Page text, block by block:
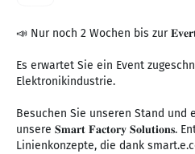
📣 Nur noch 2 Wochen bis zur
Es erwartet Sie ein Event
Elektronikindustrie.
Besuchen Sie unseren Stand und
unsere 𝐒𝐦𝐚𝐫𝐭 𝐅𝐚𝐜𝐭𝐨𝐫𝐲 𝐒𝐨𝐥𝐮𝐭𝐢𝐨𝐧𝐬.
Linienkonzepte, die dank